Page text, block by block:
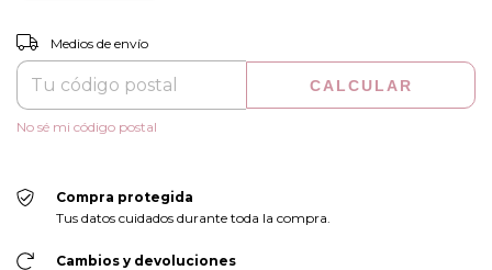
Entregas para el CP:
Medios de envío
CALCULAR
No sé mi código postal
Compra protegida
Tus datos cuidados durante toda la compra.
Cambios y devoluciones